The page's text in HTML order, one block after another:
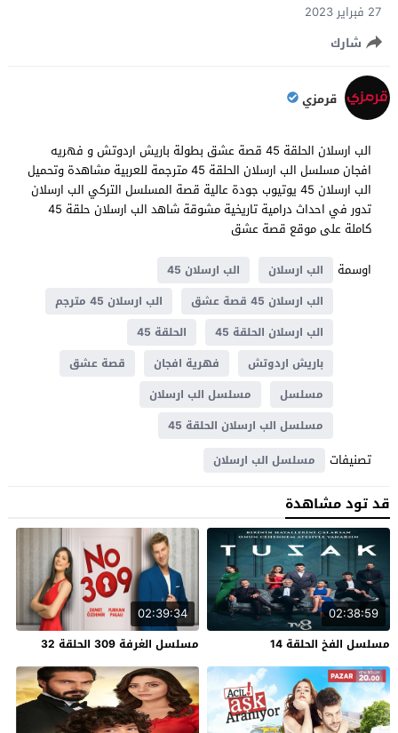
27 فبراير 2023
شارك
قرمزي
الب ارسلان الحلقة 45 قصة عشق بطولة باريش اردوتش و فهريه
افجان مسلسل الب ارسلان الحلقة 45 مترجمة للعربية مشاهدة وتحميل
الب ارسلان 45 يوتيوب جودة عالية قصة المسلسل التركي الب ارسلان
تدور في احداث درامية تاريخية مشوقة شاهد الب ارسلان حلقة 45
كاملة على موقع قصة عشق
اوسمة
الب ارسلان
الب ارسلان 45
الب ارسلان 45 قصة عشق
الب ارسلان 45 مترجم
الب ارسلان الحلقة 45
الحلقة 45
باريش اردوتش
فهرية افجان
قصة عشق
مسلسل
مسلسل الب ارسلان
مسلسل الب ارسلان الحلقة 45
تصنيفات مسلسل الب ارسلان
قد تود مشاهدة
02:38:59
مسلسل الفخ الحلقة 14
02:39:34
مسلسل الغرفة 309 الحلقة 32